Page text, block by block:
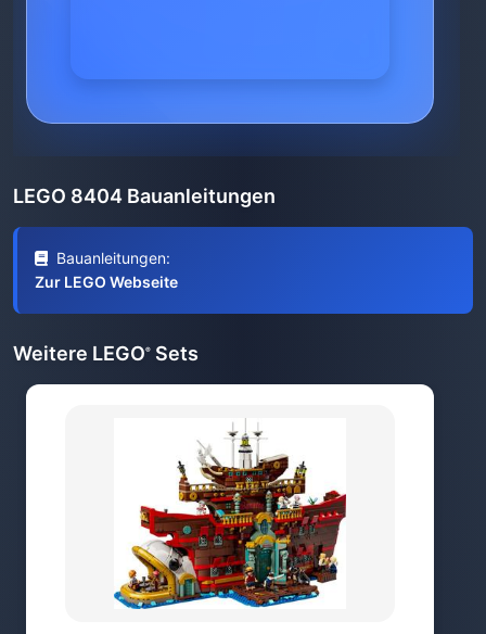
LEGO 8404 Bauanleitungen
Bauanleitungen:
Zur LEGO Webseite
Weitere LEGO® Sets